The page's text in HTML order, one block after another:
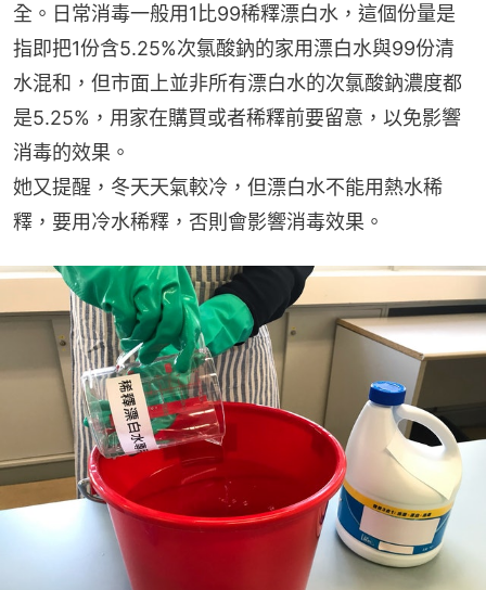
全。日常消毒一般用1比99稀釋漂白水，這個份量是
指即把1份含5.25%次氯酸鈉的家用漂白水與99份清
水混和，但市面上並非所有漂白水的次氯酸鈉濃度都
是5.25%，用家在購買或者稀釋前要留意，以免影響
消毒的效果。
她又提醒，冬天天氣較冷，但漂白水不能用熱水稀
釋，要用冷水稀釋，否則會影響消毒效果。